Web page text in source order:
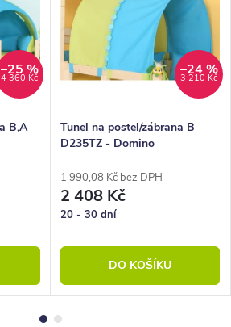
4 360 Kč
–25 %
B,A
3 210 Kč
–24 %
Tunel na postel/zábrana B
D235TZ - Domino
1 990,08 Kč bez DPH
2 408 Kč
20 - 30 dní
DO KOŠÍKU